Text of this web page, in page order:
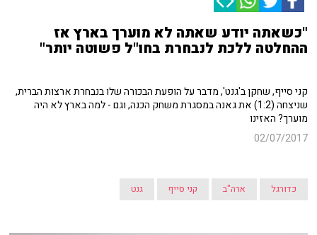
"כשאתה יודע שאתה לא מוערך בארץ אז
ההחלטה ללכת לנבחרת בחו"ל פשוטה יותר"
קני סייף, שחקן ב'גנט', מדבר על הופעת הבכורה שלו בנבחרת ארצות הברית,
שניצחה (1:2) את גאנה במסגרת משחק הכנה, וגם - למה בארץ לא היה
מוערך? האזינו
02/07/2017
כדורגל ארה"ב קני סייף גנט